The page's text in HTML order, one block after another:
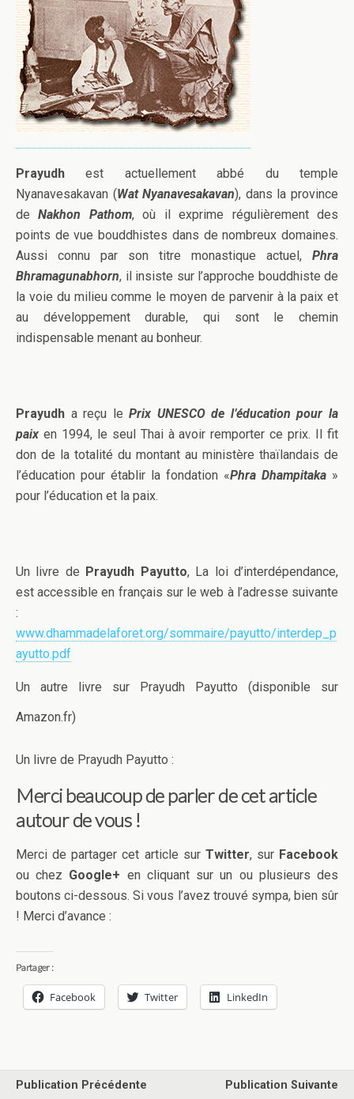
Prayudh est actuellement abbé du temple
Nyanavesakavan (Wat Nyanavesakavan), dans la province
deNakhon Pathom, où il exprime régulièrement des
points de vue bouddhistes dans de nombreux domaines.
Aussi connu par son titre monastique actuel, Phra
Bhramagunabhorn, il insiste sur l’approche bouddhiste de
la voie du milieu comme le moyen de parvenir à la paix et
au développement durable, qui sont le chemin
indispensable menant au bonheur.
Prayudh a reçu lePrix UNESCO de l’éducation pour la
paix en 1994, le seul Thai à avoir remporter ce prix. Il fit
don de la totalité du montant au ministère thaïlandais de
l’éducation pour établir la fondation «Phra Dhampitaka »
pour l’éducation et la paix.
Un livre de Prayudh Payutto, La loi d’interdépendance,
est accessible en français sur le web à l’adresse suivante
:
www.dhammadelaforet.org/sommaire/payutto/interdep_p
ayutto.pdf
Un autre livre sur Prayudh Payutto (disponible sur
Amazon.fr)
Un livre de Prayudh Payutto :
Merci beaucoup de parler de cet article
autour de vous !
Merci de partager cet article sur Twitter, sur Facebook
ou chez Google+ en cliquant sur un ou plusieurs des
boutons ci-dessous. Si vous l’avez trouvé sympa, bien sûr
! Merci d’avance :
Partager :
Facebook Twitter LinkedIn
Publication Précédente
Publication Suivante